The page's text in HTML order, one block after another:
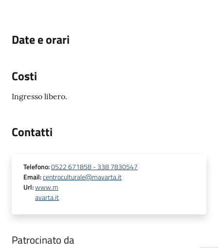
Date e orari
Costi
Ingresso libero.
Contatti
Telefono:0522 671858 - 338 7830547
Email:centroculturale@mavarta.it
Url:www.m
avarta.it
Patrocinato da